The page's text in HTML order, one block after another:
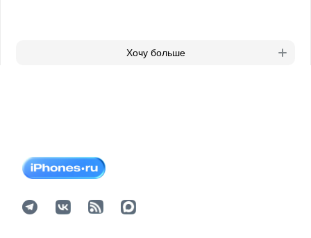
Хочу больше